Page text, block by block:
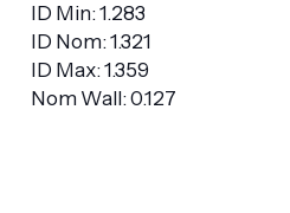
ID Min: 1.283
ID Nom: 1.321
ID Max: 1.359
Nom Wall: 0.127